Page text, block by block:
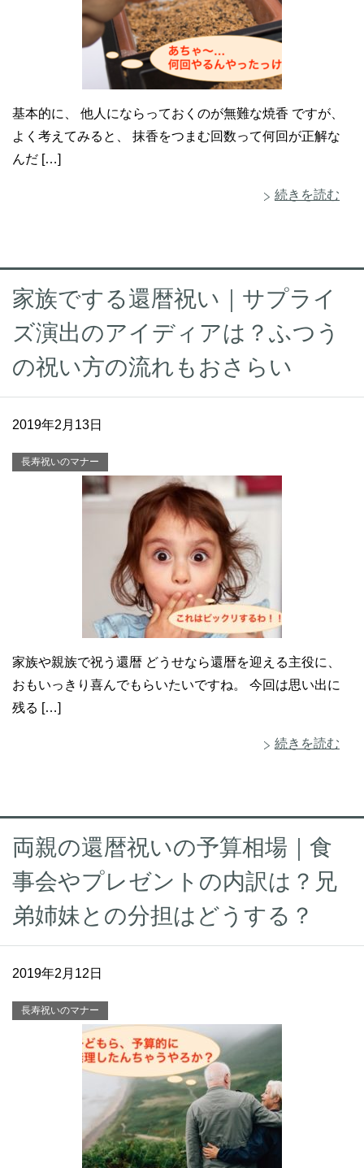
基本的に、 他人にならっておくのが無難な焼香 ですが、
よく考えてみると、 抹香をつまむ回数って何回が正解な
んだ […]
続きを読む
家族でする還暦祝い｜サプライ
ズ演出のアイディアは？ふつう
の祝い方の流れもおさらい
2019年2月13日
長寿祝いのマナー
家族や親族で祝う還暦 どうせなら還暦を迎える主役に、
おもいっきり喜んでもらいたいですね。 今回は思い出に
残る […]
続きを読む
両親の還暦祝いの予算相場｜食
事会やプレゼントの内訳は？兄
弟姉妹との分担はどうする？
2019年2月12日
長寿祝いのマナー